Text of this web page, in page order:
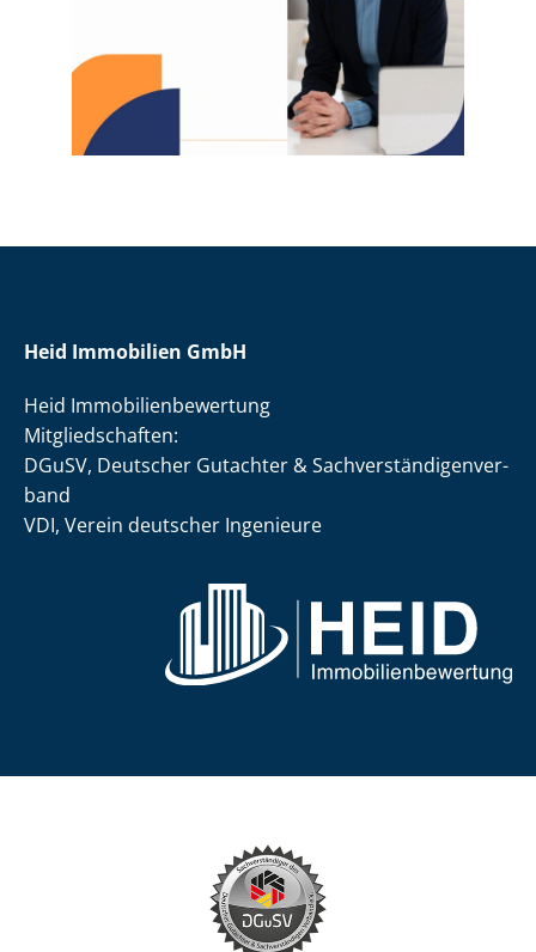
Heid Immobilien GmbH
Heid Im­mo­bi­li­en­be­wer­tung
Mit­glied­schaf­ten:
DGuSV, Deutscher Gutachter & Sach­ver­stän­di­gen­ver­
band
VDI, Verein deutscher Ingenieure